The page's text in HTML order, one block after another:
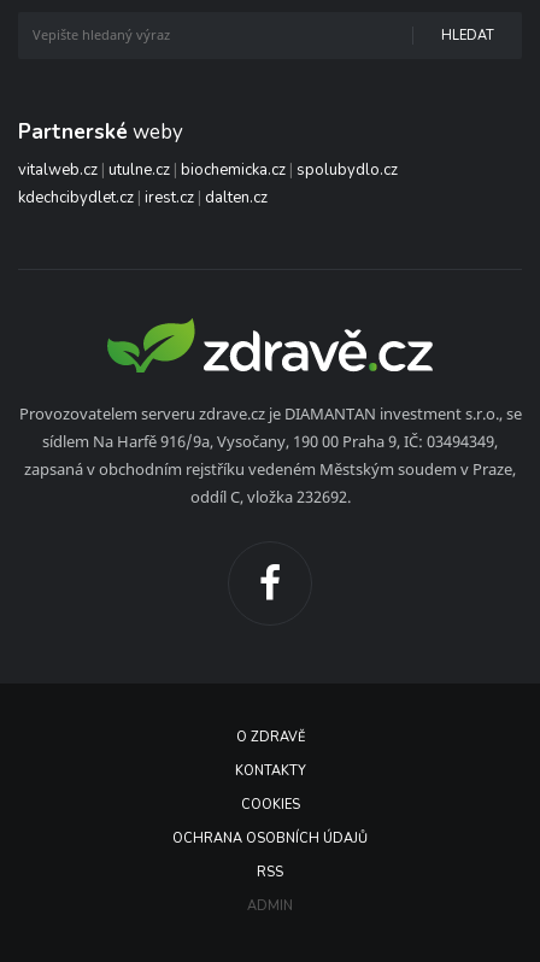
HLEDAT
Partnerské weby
vitalweb.cz | utulne.cz | biochemicka.cz | spolubydlo.cz
kdechcibydlet.cz | irest.cz | dalten.cz
Provozovatelem serveru zdrave.cz je DIAMANTAN investment s.r.o., se
sídlem Na Harfě 916/9a, Vysočany, 190 00 Praha 9, IČ: 03494349,
zapsaná v obchodním rejstříku vedeném Městským soudem v Praze,
oddíl C, vložka 232692.
O ZDRAVĚ
KONTAKTY
COOKIES
OCHRANA OSOBNÍCH ÚDAJŮ
RSS
ADMIN